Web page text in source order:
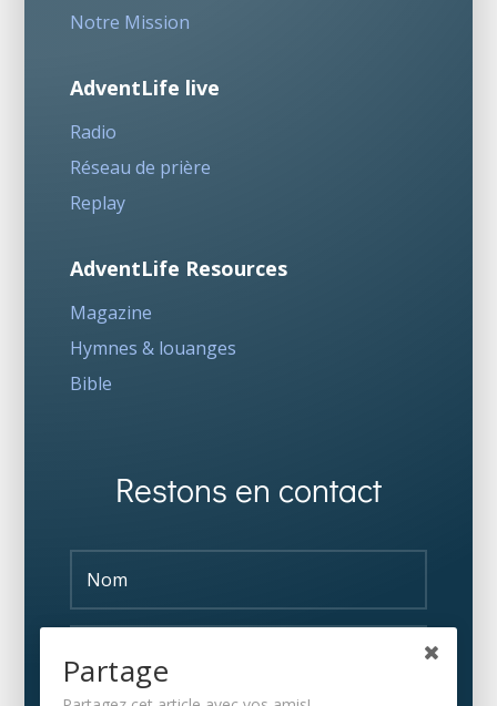
Notre Mission
AdventLife live
Radio
Réseau de prière
Replay
AdventLife Resources
Magazine
Hymnes & louanges
Bible
Restons en contact
Partage